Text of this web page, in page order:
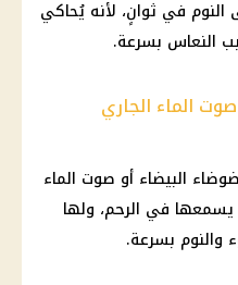
في ثوانٍ، لأنه يُحاكي
النعاس بسرعة.
الماء الجاري
البيضاء أو صوت الماء
يسمعها في الرحم، ولها
والنوم بسرعة.